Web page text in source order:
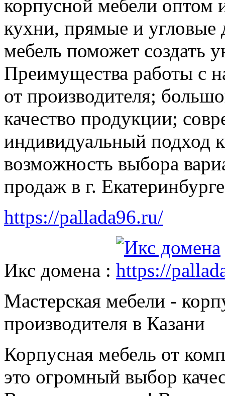
корпусной мебели оптом
кухни, прямые и
мебель поможет создать
Преимущества работы с
от производителя;
качество продукции;
индивидуальный подход
возможность выбора
продаж в г.
https://pallada96.ru/
Икс домена :
Мастерская мебели -
производителя в Казани
Корпусная мебель от
это огромный выбор